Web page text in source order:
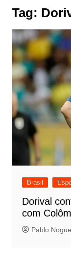
Tag:
Brasil
Dorival
com
Pablo